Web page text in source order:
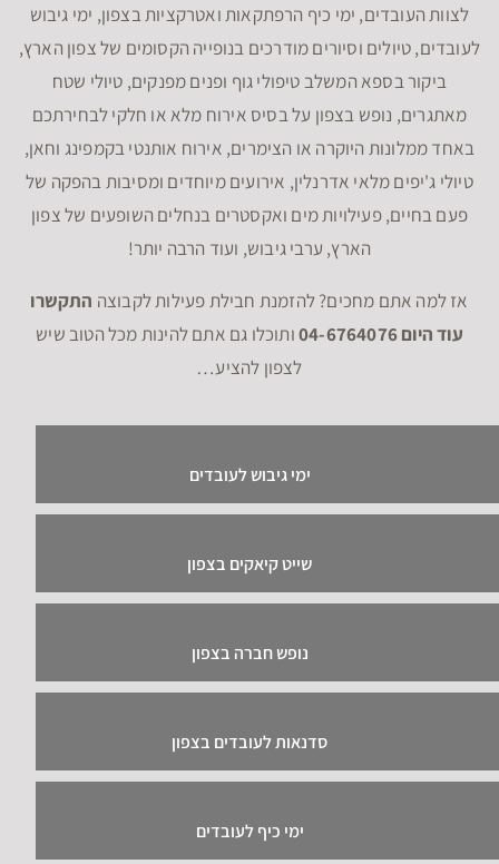
לצוות העובדים, ימי כיף הרפתקאות ואטרקציות בצפון, ימי גיבוש
לעובדים, טיולים וסיורים מודרכים בנופייה הקסומים של צפון הארץ,
ביקור בספא המשלב טיפולי גוף ופנים מפנקים, טיולי שטח
מאתגרים, נופש בצפון על בסיס אירוח מלא או חלקי לבחירתכם
באחד ממלונות היוקרה או הצימרים, אירוח אותנטי בקמפינג וחאן,
טיולי ג'יפים מלאי אדרנלין, אירועים מיוחדים ומסיבות בהפקה של
פעם בחיים, פעילויות מים ואקסטרים בנחלים השופעים של צפון
הארץ, ערבי גיבוש, ועוד הרבה יותר!
אז למה אתם מחכים? להזמנת חבילת פעילות לקבוצה התקשרו
עוד היום 04-6764076
ותוכלו גם אתם להינות מכל הטוב שיש
לצפון להציע…
ימי גיבוש לעובדים
שייט קיאקים בצפון
נופש חברה בצפון
סדנאות לעובדים בצפון
ימי כיף לעובדים